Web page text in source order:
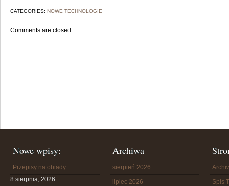
CATEGORIES: NOWE TECHNOLOGIE
Comments are closed.
Nowe wpisy:
Przepisy na obiady
8 sierpnia, 2026
Archiwa
sierpień 2026
lipiec 2026 Spis